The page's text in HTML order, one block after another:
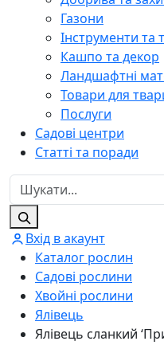
Газони
Інструменти та
Кашпо та декор
Ландшафтні
Товари для
Послуги
Садові центри
Статті та поради
Вхід в акаунт
Каталог рослин
Садові рослини
Хвойні рослини
Ялівець
Ялівець сланкий